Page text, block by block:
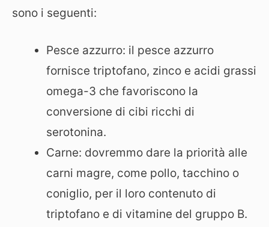
sono i seguenti:
Pesce azzurro: il pesce azzurro
fornisce triptofano, zinco e acidi grassi
omega-3 che favoriscono la
conversione di cibi ricchi di
serotonina.
Carne: dovremmo dare la priorità alle
carni magre, come pollo, tacchino o
coniglio, per il loro contenuto di
triptofano e di vitamine del gruppo B.